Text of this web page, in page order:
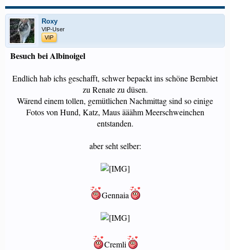
Roxy
VIP-User
VIP
Besuch bei Albinoigel
Endlich hab ichs geschafft, schwer bepackt ins schöne Bernbiet
zu Renate zu düsen.
Wärend einem tollen, gemütlichen Nachmittag sind so einige
Fotos von Hund, Katz, Maus ääähm Meerschweinchen
entstanden.
aber seht selber:
Gennaia
Cremli